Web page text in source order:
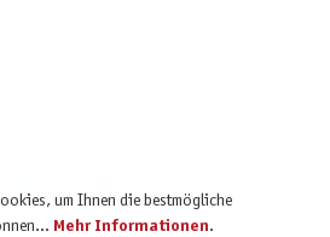
um Ihnen die bestmögliche
Mehr Informationen.